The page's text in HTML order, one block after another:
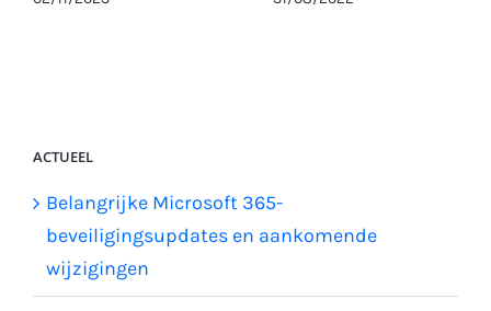
ACTUEEL
Belangrijke Microsoft 365-
beveiligingsupdates en aankomende
wijzigingen